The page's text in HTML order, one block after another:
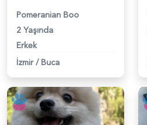
Pomeranian Boo
2 Yaşında
Erkek
İzmir / Buca